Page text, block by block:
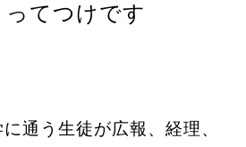
ってつけです
通う生徒が広報、経理、